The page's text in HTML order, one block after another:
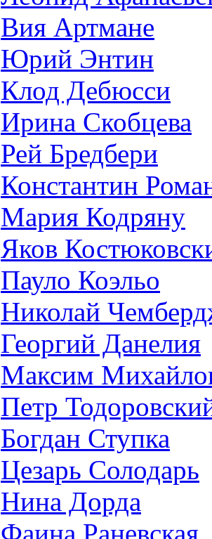
Вия Артмане
Юрий Энтин
Клод Дебюсси
Ирина Скобцева
Рей Бредбери
Константин
Мария Кодряну
Яков
Пауло Коэльо
Николай
Георгий Данелия
Максим
Петр
Богдан Ступка
Цезарь Солодарь
Нина Дорда